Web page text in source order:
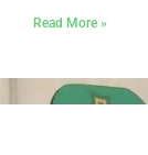
Read More »